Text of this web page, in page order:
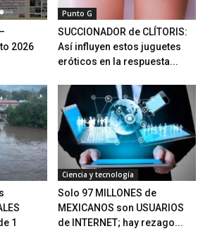
2026
Punto G
SUCCIONADOR de CLÍTORIS:
Así influyen estos juguetes
eróticos en la respuesta...
1
Ciencia y tecnología
Solo 97 MILLONES de
MEXICANOS son USUARIOS
de INTERNET; hay rezago...